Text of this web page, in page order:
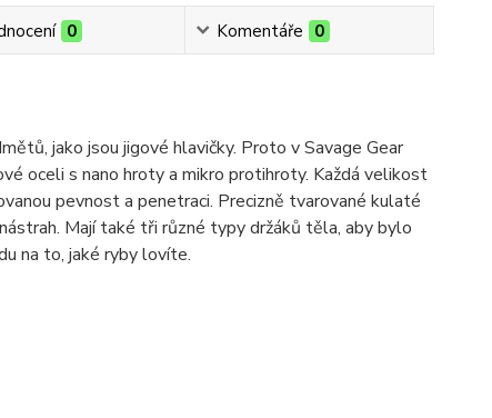
0 Komentáře 0
jako jsou jigové hlavičky. Proto v Savage Gear
oceli s nano hroty a mikro protihroty. Každá velikost
pevnost a penetraci. Precizně tvarované kulaté
Mají také tři různé typy držáků těla, aby bylo
na to, jaké ryby lovíte.